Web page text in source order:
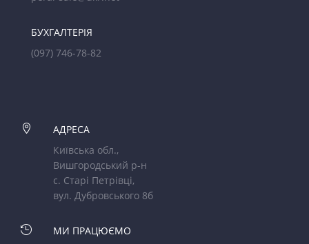
БУХГАЛТЕРІЯ
(097) 746-78-82

АДРЕСА
Київська обл.,
Вишгородський р-н
с. Старі Петрівці,
вул. Дубровського 8б

МИ ПРАЦЮЄМО